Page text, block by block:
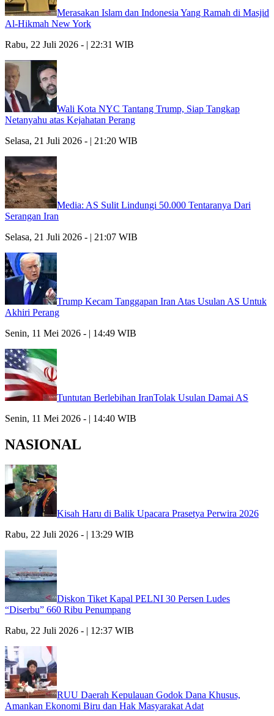
Merasakan Islam dan Indonesia Yang Ramah di Masjid
Al-Hikmah New York
Rabu, 22 Juli 2026 - | 22:31 WIB
Wali Kota NYC Tantang Trump, Siap Tangkap
Netanyahu atas Kejahatan Perang
Selasa, 21 Juli 2026 - | 21:20 WIB
Media: AS Sulit Lindungi 50.000 Tentaranya Dari
Serangan Iran
Selasa, 21 Juli 2026 - | 21:07 WIB
Trump Kecam Tanggapan Iran Atas Usulan AS Untuk
Akhiri Perang
Senin, 11 Mei 2026 - | 14:49 WIB
Tuntutan Berlebihan IranTolak Usulan Damai AS
Senin, 11 Mei 2026 - | 14:40 WIB
NASIONAL
Kisah Haru di Balik Upacara Prasetya Perwira 2026
Rabu, 22 Juli 2026 - | 13:29 WIB
Diskon Tiket Kapal PELNI 30 Persen Ludes
“Diserbu” 660 Ribu Penumpang
Rabu, 22 Juli 2026 - | 12:37 WIB
RUU Daerah Kepulauan Godok Dana Khusus,
Amankan Ekonomi Biru dan Hak Masyarakat Adat